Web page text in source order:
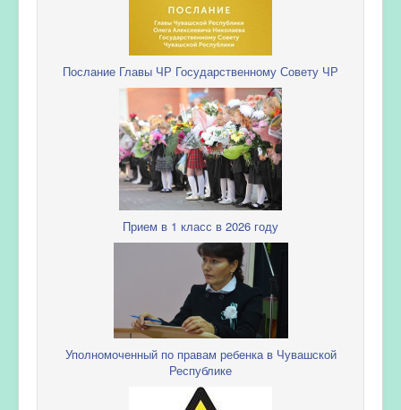
Послание Главы ЧР Государственному Совету ЧР
Прием в 1 класс в 2026 году
Уполномоченный по правам ребенка в Чувашской
Республике